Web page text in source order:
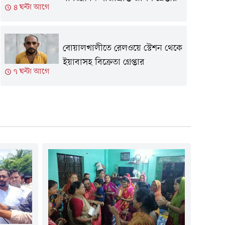
৪ ঘন্টা আগে
৭ ঘন্টা আগে
বোয়ালখালীতে রেলওয়ে স্টেশন থেকে
ইয়াবাসহ বিক্রেতা গ্রেপ্তার